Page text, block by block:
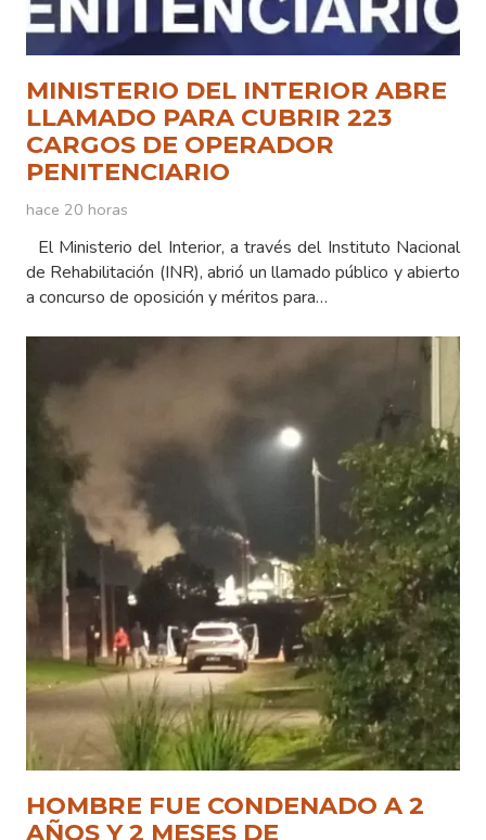
MINISTERIO DEL INTERIOR ABRE
LLAMADO PARA CUBRIR 223
CARGOS DE OPERADOR
PENITENCIARIO
hace 20 horas
El Ministerio del Interior, a través del Instituto Nacional
de Rehabilitación (INR), abrió un llamado público y abierto
a concurso de oposición y méritos para…
HOMBRE FUE CONDENADO A 2
AÑOS Y 2 MESES DE